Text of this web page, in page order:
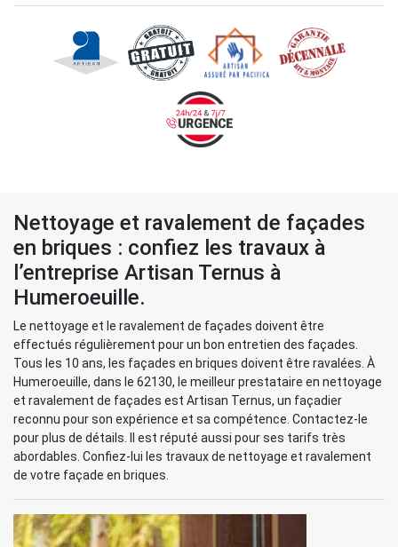
Nettoyage et ravalement de façades
en briques : confiez les travaux à
l’entreprise Artisan Ternus à
Humeroeuille.
Le nettoyage et le ravalement de façades doivent être
effectués régulièrement pour un bon entretien des façades.
Tous les 10 ans, les façades en briques doivent être ravalées. À
Humeroeuille, dans le 62130, le meilleur prestataire en nettoyage
et ravalement de façades est Artisan Ternus, un façadier
reconnu pour son expérience et sa compétence. Contactez-le
pour plus de détails. Il est réputé aussi pour ses tarifs très
abordables. Confiez-lui les travaux de nettoyage et ravalement
de votre façade en briques.